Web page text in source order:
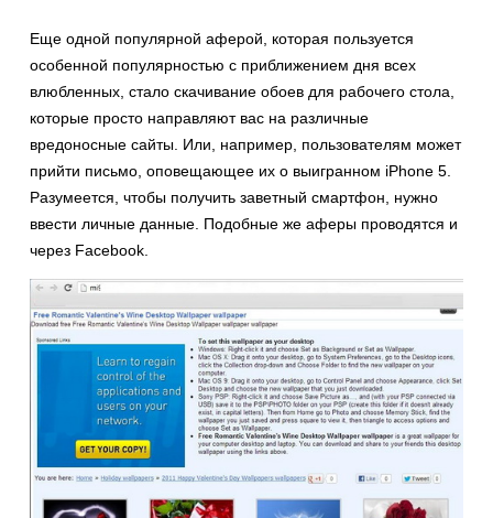
Еще одной популярной аферой, которая пользуется
особенной популярностью с приближением дня всех
влюбленных, стало скачивание обоев для рабочего стола,
которые просто направляют вас на различные
вредоносные сайты. Или, например, пользователям может
прийти письмо, оповещающее их о выигранном iPhone 5.
Разумеется, чтобы получить заветный смартфон, нужно
ввести личные данные. Подобные же аферы проводятся и
через Facebook.